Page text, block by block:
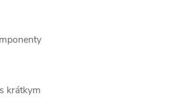
krátkym